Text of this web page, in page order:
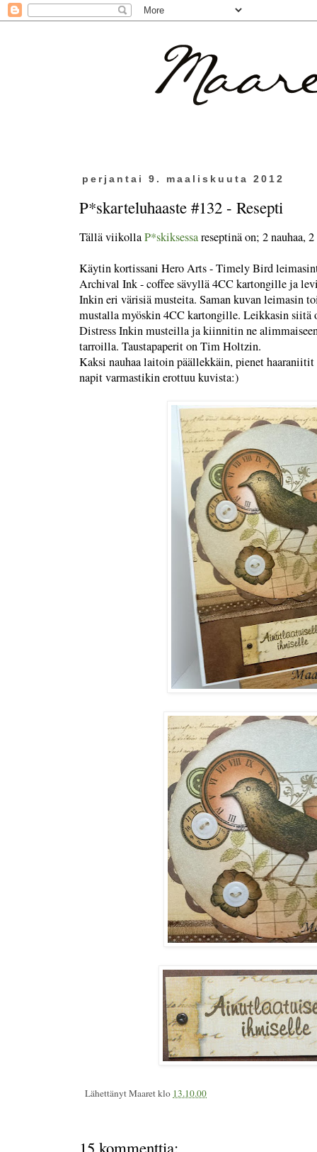
perjantai 9. maaliskuuta 2012
P*skarteluhaaste #132 - Resepti
Tällä viikollaP*skiksessareseptinä on; 2 nauhaa,
Käytin kortissani Hero Arts - Timely Bird
Archival Ink - coffee sävyllä 4CC kartongille ja
Inkin eri värisiä musteita. Saman kuvan leimasin
mustalla myöskin 4CC kartongille. Leikkasin siitä
Distress Inkin musteilla ja kiinnitin ne alimmaiseen
tarroilla. Taustapaperit on Tim Holtzin.
Kaksi nauhaa laitoin päällekkäin, pienet
napit varmastikin erottuu kuvista:)
LähettänytMaaretklo 13.10.00
15 kommenttia: